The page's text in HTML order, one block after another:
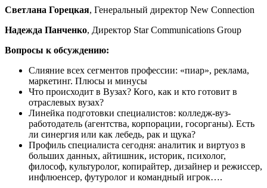
Светлана Горецкая, Генеральный директор New Connection
Надежда Панченко, Директор Star Communications Group
Вопросы к обсуждению:
Слияние всех сегментов профессии: «пиар», реклама,
маркетинг. Плюсы и минусы
Что происходит в Вузах? Кого, как и кто готовит в
отраслевых вузах?
Линейка подготовки специалистов: колледж-вуз-
работодатель (агентства, корпорации, госорганы). Есть
ли синергия или как лебедь, рак и щука?
Профиль специалиста сегодня: аналитик и виртуоз в
больших данных, айтишник, историк, психолог,
философ, культуролог, копирайтер, дизайнер и режиссер,
инфлюенсер, футуролог и командный игрок….